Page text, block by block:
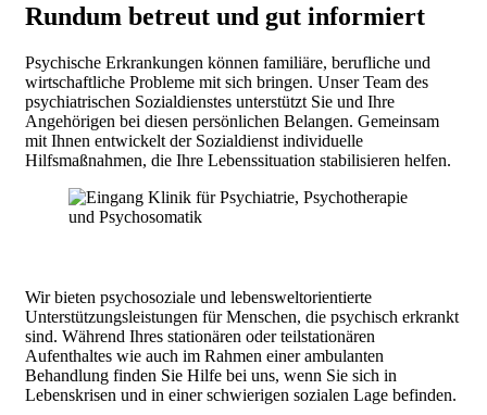
Rundum betreut und gut informiert
Psychische Erkrankungen können familiäre, berufliche und
wirtschaftliche Probleme mit sich bringen. Unser Team des
psychiatrischen Sozialdienstes unterstützt Sie und Ihre
Angehörigen bei diesen persönlichen Belangen. Gemeinsam
mit Ihnen entwickelt der Sozialdienst individuelle
Hilfsmaßnahmen, die Ihre Lebenssituation stabilisieren helfen.
Wir bieten psychosoziale und lebensweltorientierte
Unterstützungsleistungen für Menschen, die psychisch erkrankt
sind. Während Ihres stationären oder teilstationären
Aufenthaltes wie auch im Rahmen einer ambulanten
Behandlung finden Sie Hilfe bei uns, wenn Sie sich in
Lebenskrisen und in einer schwierigen sozialen Lage befinden.